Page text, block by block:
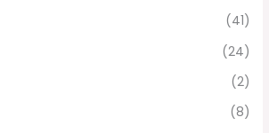
(41)
(24)
(2)
(8)